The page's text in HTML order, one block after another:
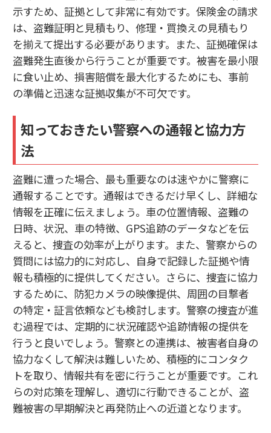
示すため、証拠として非常に有効です。保険金の請求
は、盗難証明と見積もり、修理・買換えの見積もり
を揃えて提出する必要があります。また、証拠確保は
盗難発生直後から行うことが重要です。被害を最小限
に食い止め、損害賠償を最大化するためにも、事前
の準備と迅速な証拠収集が不可欠です。
知っておきたい警察への通報と協力方
法
盗難に遭った場合、最も重要なのは速やかに警察に
通報することです。通報はできるだけ早くし、詳細な
情報を正確に伝えましょう。車の位置情報、盗難の
日時、状況、車の特徴、GPS追跡のデータなどを伝
えると、捜査の効率が上がります。また、警察からの
質問には協力的に対応し、自身で記録した証拠や情
報も積極的に提供してください。さらに、捜査に協力
するために、防犯カメラの映像提供、周囲の目撃者
の特定・証言依頼なども検討します。警察の捜査が進
む過程では、定期的に状況確認や追跡情報の提供を
行うと良いでしょう。警察との連携は、被害者自身の
協力なくして解決は難しいため、積極的にコンタク
トを取り、情報共有を密に行うことが重要です。これ
らの対応策を理解し、適切に行動できることが、盗
難被害の早期解決と再発防止への近道となります。